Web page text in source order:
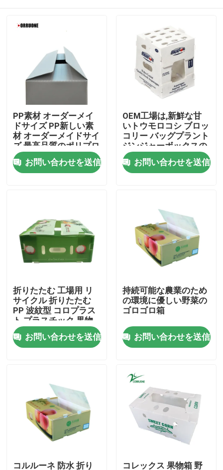
ビデオ
工場 ツアー
品質管理
野菜波形箱
フルーツの波形箱
波形のプラスチック木の監視
PP素材 オーダーメイ
ドサイズ PP新しい素
材 オーダーメイドサイ
ズ 最高品質のポリプロ
ピレン pp 波紋製 ミツ
バチプラスチック
お問い合わせを送信
OEM工場は,新鮮な甘
いトウモロコシ ブロッ
コリー バッグプラント
ジンジャーボックスの
ためのPP プラスチッ
クの波紋箱を生産
お問い合わせを送信
折りたたむ 工場用 リ
サイクル 折りたたむ
PP 波紋型 コロプラス
ト プラスチック 果物
野菜 箱
お問い合わせを送信
持続可能な農業のため
の環境に優しい野菜の
ゴロゴロ箱
お問い合わせを送信
コルルーネ 防水 折り コレックス 果物箱 野